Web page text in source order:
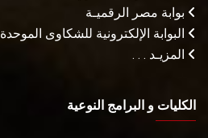
بوابة مصر الرقميـة
البوابة الإلكترونية للشكاوى الموحدة
المزيـد . . .
الكليات و البرامج النوعية